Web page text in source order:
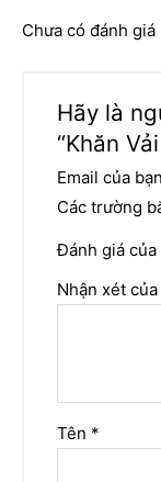
Chưa có đánh giá
Hãy là
“Khăn
Email của
Các trường
Đánh giá của
Nhận xét của
Tên *